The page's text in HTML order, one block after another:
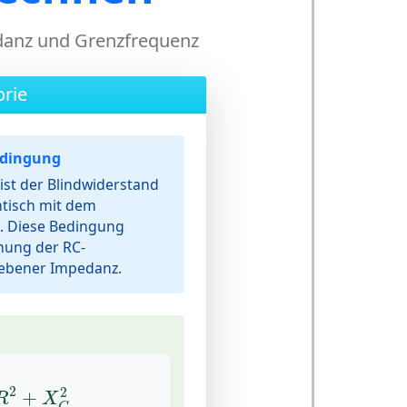
und Grenzfrequenz
der Blindwiderstand
mit dem
Bedingung
der RC-
Impedanz.
2 + X2
2+ X C2